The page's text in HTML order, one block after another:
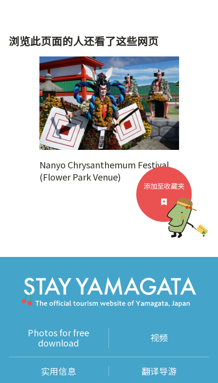
浏览此页面的人还看了这些网页
Nanyo Chrysanthemum Festival
(Flower Park Venue)
添加至收藏夹
Photos for free
download
视频
实用信息 翻译导游